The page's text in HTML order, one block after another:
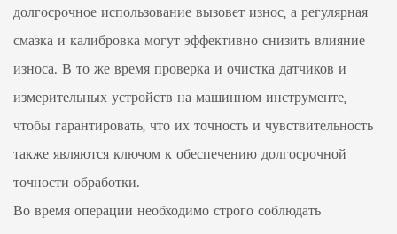
долгосрочное использование вызовет износ, а регулярная
смазка и калибровка могут эффективно снизить влияние
износа. В то же время проверка и очистка датчиков и
измерительных устройств на машинном инструменте,
чтобы гарантировать, что их точность и чувствительность
также являются ключом к обеспечению долгосрочной
точности обработки.
Во время операции необходимо строго соблюдать